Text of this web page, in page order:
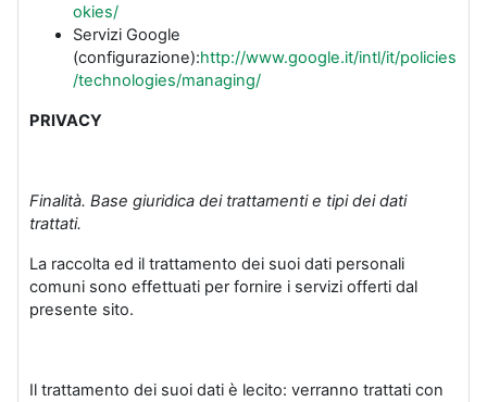
okies/
Servizi Google
(configurazione):http://www.google.it/intl/it/policies
/technologies/managing/
PRIVACY
Finalità. Base giuridica dei trattamenti e tipi dei dati
trattati.
La raccolta ed il trattamento dei suoi dati personali
comuni sono effettuati per fornire i servizi offerti dal
presente sito.
Il trattamento dei suoi dati è lecito: verranno trattati con